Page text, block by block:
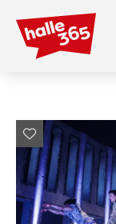
zum
Inhalt